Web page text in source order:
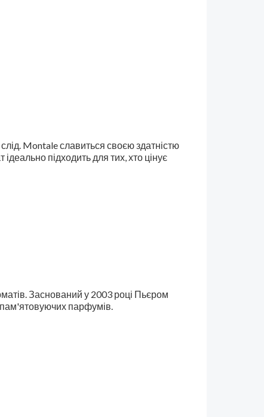
Montale славиться своєю здатністю
підходить для тих, хто цінує
Заснований у 2003 році Пьєром
парфумів.